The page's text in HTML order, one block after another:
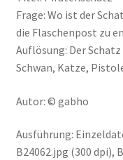
Frage: Wo ist der
die Flaschenpost zu
Auflösung: Der
Schwan, Katze,
Autor: © gabho
Ausführung:
B24062.jpg (300 dpi),